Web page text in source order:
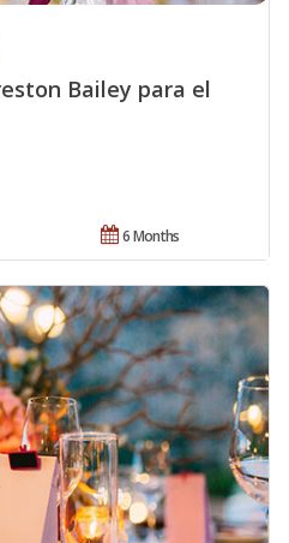
Bailey para el
6 Months